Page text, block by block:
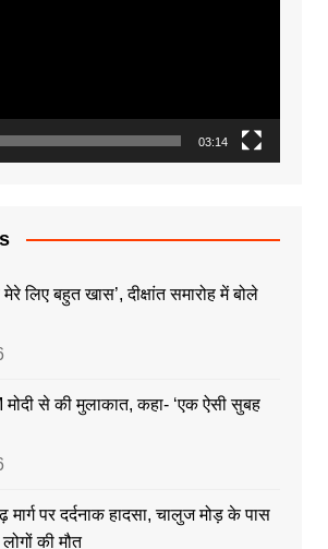
03:14
लिए बहुत खास’, दीक्षांत समारोह में बोले
मोदी से की मुलाकात, कहा- ‘एक ऐसी सुबह
मार्ग पर दर्दनाक हादसा, चालुज मोड़ के पास
की मौत